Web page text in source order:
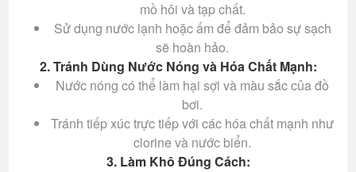
mồ hôi và tạp chất.
Sử dụng nước lạnh hoặc ấm để đảm bảo sự sạch
sẽ hoàn hảo.
2. Tránh Dùng Nước Nóng và Hóa Chất Mạnh:
Nước nóng có thể làm hại sợi và màu sắc của đồ
bơi.
Tránh tiếp xúc trực tiếp với các hóa chất mạnh như
clorine và nước biển.
3. Làm Khô Đúng Cách: